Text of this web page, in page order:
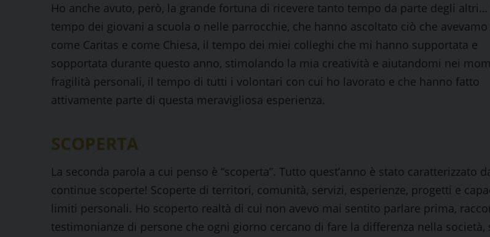
Ho anche avuto, però, la grande fortuna di ricevere tanto tempo da parte degli altri…
tempo dei giovani a scuola o nelle parrocchie, che hanno ascoltato ciò che
come Caritas e come Chiesa, il tempo dei miei colleghi che mi hanno supportata e
sopportata durante questo anno, stimolando la mia creatività e aiutandomi nei
fragilità personali, il tempo di tutti i volontari con cui ho lavorato e che hanno fatto
attivamente parte di questa meravigliosa esperienza.
SCOPERTA
La seconda parola a cui penso è “scoperta”. Tutto quest’anno è stato caratterizzato
continue scoperte! Scoperte di territori, comunità, servizi, esperienze, progetti e
limiti personali. Ho scoperto realtà di cui non avevo mai sentito parlare prima,
testimonianze di persone che ogni giorno cercano di fare la differenza nella società,